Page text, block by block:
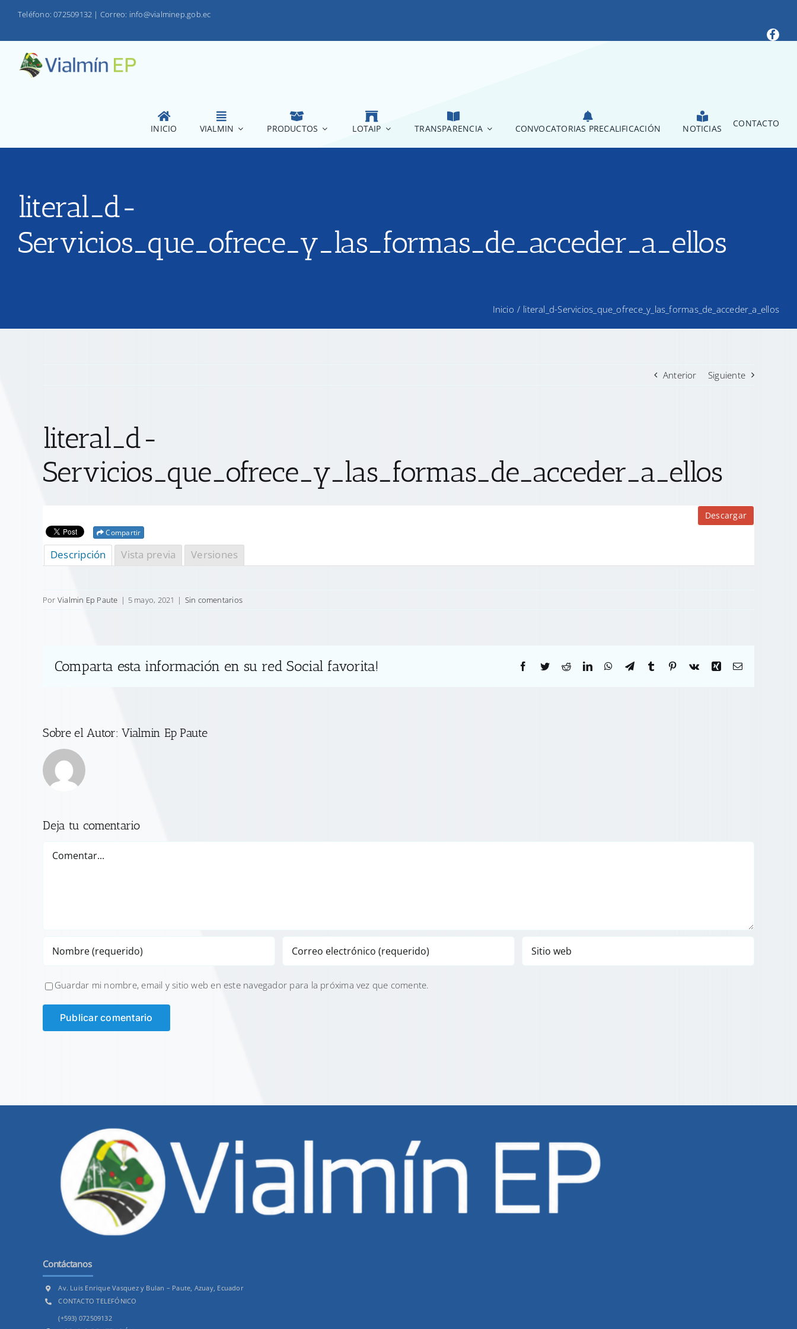
Teléfono: 072509132 | Correo: info@vialminep.gob.ec
INICIO VIALMIN PRODUCTOS LOTAIP TRANSPARENCIA CONVOCATORIAS PRECALIFICACIÓN NOTICIAS CONTACTO
literal_d-
Servicios_que_ofrece_y_las_formas_de_acceder_a_ellos
Inicio / literal_d-Servicios_que_ofrece_y_las_formas_de_acceder_a_ellos
Anterior Siguiente
literal_d-
Servicios_que_ofrece_y_las_formas_de_acceder_a_ellos
Descargar
Compartir
Descripción Vista previa Versiones
Por Vialmin Ep Paute | 5 mayo, 2021 | Sin comentarios
Comparta esta información en su red Social favorita! Facebook
TwitterRedditLinkedInWhatsApp
TelegramTumblr Pinterest
Vk Xing Correo
Sobre el Autor:Vialmin Ep Paute
Deja tu comentario
Guardar mi nombre, email y sitio web en este navegador para la próxima vez que comente.
Contáctanos
Av. Luis Enrique Vasquez y Bulan – Paute, Azuay, Ecuador
CONTACTO TELEFÓNICO
(+593) 072509132